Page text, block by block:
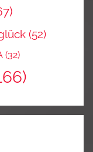
(52)
(32)